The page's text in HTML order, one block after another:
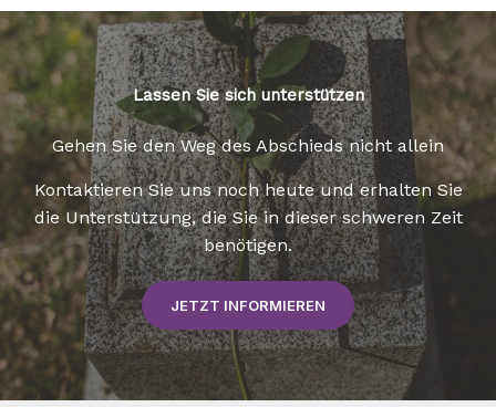
Lassen Sie sich unterstützen
Gehen Sie den Weg des Abschieds nicht allein
Kontaktieren Sie uns noch heute und erhalten Sie
die Unterstützung, die Sie in dieser schweren Zeit
benötigen.
JETZT INFORMIEREN